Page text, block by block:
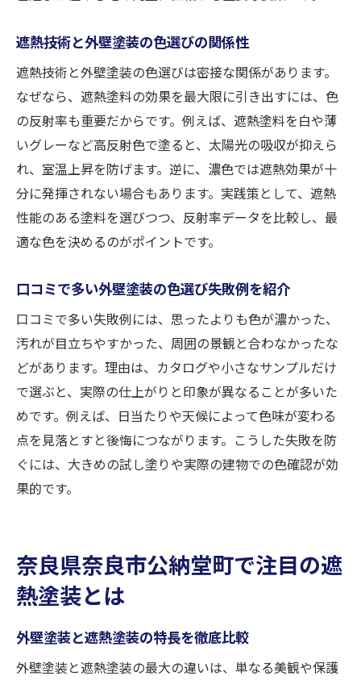
遮熱技術と外壁塗装の色選びの関係性
遮熱技術と外壁塗装の色選びは密接な関係があります。
なぜなら、遮熱塗料の効果を最大限に引き出すには、色
の反射率も重要だからです。例えば、遮熱塗料を白や薄
いグレーなど高反射色で塗ると、太陽光の吸収が抑えら
れ、室温上昇を防げます。逆に、濃色では遮熱効果が十
分に発揮されない場合もあります。実践策として、遮熱
性能のある塗料を選びつつ、反射率データを比較し、最
適な色を決めるのがポイントです。
口コミで多い外壁塗装の色選び失敗例を紹介
口コミで多い失敗例には、思ったよりも色が濃かった、
汚れが目立ちやすかった、周囲の景観と合わなかったな
どがあります。理由は、カタログや小さなサンプルだけ
で選ぶと、実際の仕上がりと印象が異なることが多いた
めです。例えば、日当たりや天候によって色味が変わる
点を見落とすと後悔につながります。こうした失敗を防
ぐには、大きめの試し塗りや実際の建物での色確認が効
果的です。
奈良県奈良市公納堂町で注目の遮
熱塗装とは
外壁塗装と遮熱塗装の特長を徹底比較
外壁塗装と遮熱塗装の最大の違いは、単なる美観や保護